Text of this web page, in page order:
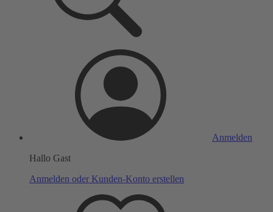
Anmelden
Hallo Gast
Anmelden oder Kunden-Konto erstellen